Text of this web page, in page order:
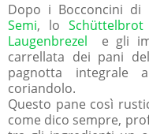
Dopo i Bocconcini di
Semi, loSchüttelbrot
Laugenbrezel e gli
carrellata dei pani
pagnotta
coriandolo.
Questo pane così
come dico sempre,